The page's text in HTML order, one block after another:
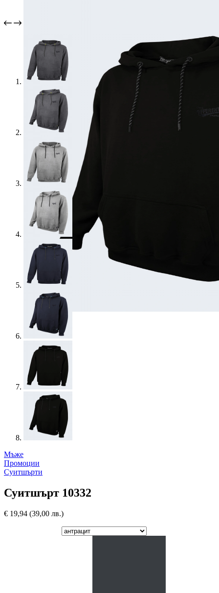
Мъже
Промоции
Суитшърти
Суитшърт 10332
€ 19,94 (39,00 лв.)